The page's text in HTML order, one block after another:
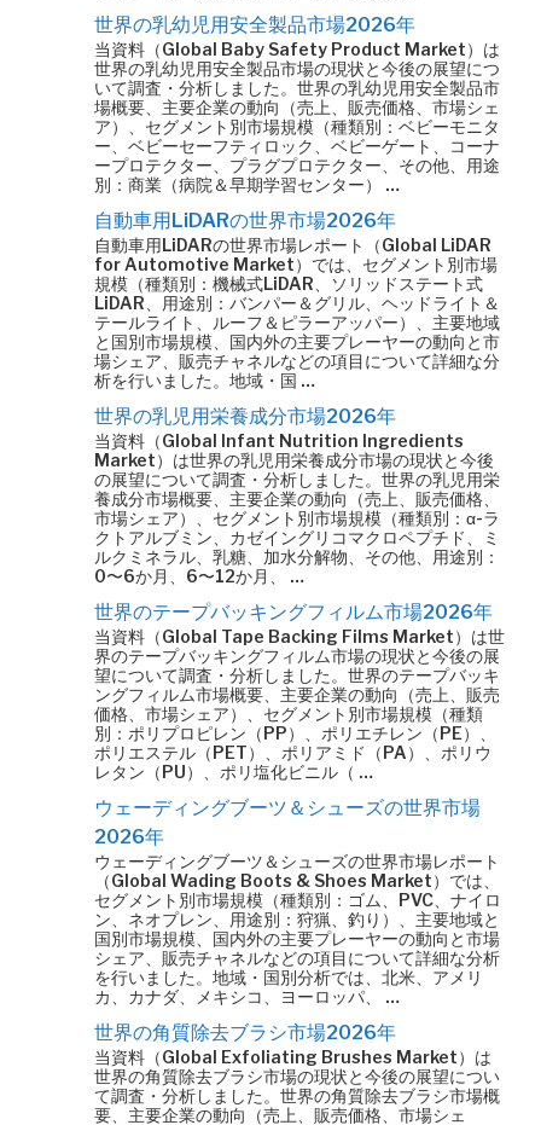
世界の乳幼児用安全製品市場2026年
当資料（Global Baby Safety Product Market）は
世界の乳幼児用安全製品市場の現状と今後の展望につ
いて調査・分析しました。世界の乳幼児用安全製品市
場概要、主要企業の動向（売上、販売価格、市場シェ
ア）、セグメント別市場規模（種類別：ベビーモニタ
ー、ベビーセーフティロック、ベビーゲート、コーナ
ープロテクター、プラグプロテクター、その他、用途
別：商業（病院＆早期学習センター） …
自動車用LiDARの世界市場2026年
自動車用LiDARの世界市場レポート（Global LiDAR
for Automotive Market）では、セグメント別市場
規模（種類別：機械式LiDAR、ソリッドステート式
LiDAR、用途別：バンパー＆グリル、ヘッドライト＆
テールライト、ルーフ＆ピラーアッパー）、主要地域
と国別市場規模、国内外の主要プレーヤーの動向と市
場シェア、販売チャネルなどの項目について詳細な分
析を行いました。地域・国 …
世界の乳児用栄養成分市場2026年
当資料（Global Infant Nutrition Ingredients
Market）は世界の乳児用栄養成分市場の現状と今後
の展望について調査・分析しました。世界の乳児用栄
養成分市場概要、主要企業の動向（売上、販売価格、
市場シェア）、セグメント別市場規模（種類別：α-ラ
クトアルブミン、カゼイングリコマクロペプチド、ミ
ルクミネラル、乳糖、加水分解物、その他、用途別：
0〜6か月、6〜12か月、 …
世界のテープバッキングフィルム市場2026年
当資料（Global Tape Backing Films Market）は世
界のテープバッキングフィルム市場の現状と今後の展
望について調査・分析しました。世界のテープバッキ
ングフィルム市場概要、主要企業の動向（売上、販売
価格、市場シェア）、セグメント別市場規模（種類
別：ポリプロピレン（PP）、ポリエチレン（PE）、
ポリエステル（PET）、ポリアミド（PA）、ポリウ
レタン（PU）、ポリ塩化ビニル（ …
ウェーディングブーツ＆シューズの世界市場
2026年
ウェーディングブーツ＆シューズの世界市場レポート
（Global Wading Boots & Shoes Market）では、
セグメント別市場規模（種類別：ゴム、PVC、ナイロ
ン、ネオプレン、用途別：狩猟、釣り）、主要地域と
国別市場規模、国内外の主要プレーヤーの動向と市場
シェア、販売チャネルなどの項目について詳細な分析
を行いました。地域・国別分析では、北米、アメリ
カ、カナダ、メキシコ、ヨーロッパ、 …
世界の角質除去ブラシ市場2026年
当資料（Global Exfoliating Brushes Market）は
世界の角質除去ブラシ市場の現状と今後の展望につい
て調査・分析しました。世界の角質除去ブラシ市場概
要、主要企業の動向（売上、販売価格、市場シェ